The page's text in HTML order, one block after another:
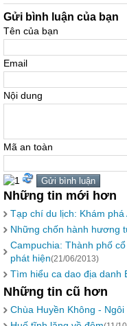
Gửi bình luận của bạn
Tên của bạn
Email
Nội dung
Mã an toàn
Những tin mới hơn
Tạp chí du lịch: Khám phá
Những chốn hành hương
Campuchia: Thành phố
phát hiện(21/06/2013)
Tìm hiểu ca dao địa danh
Những tin cũ hơn
Chùa Huyền Không -